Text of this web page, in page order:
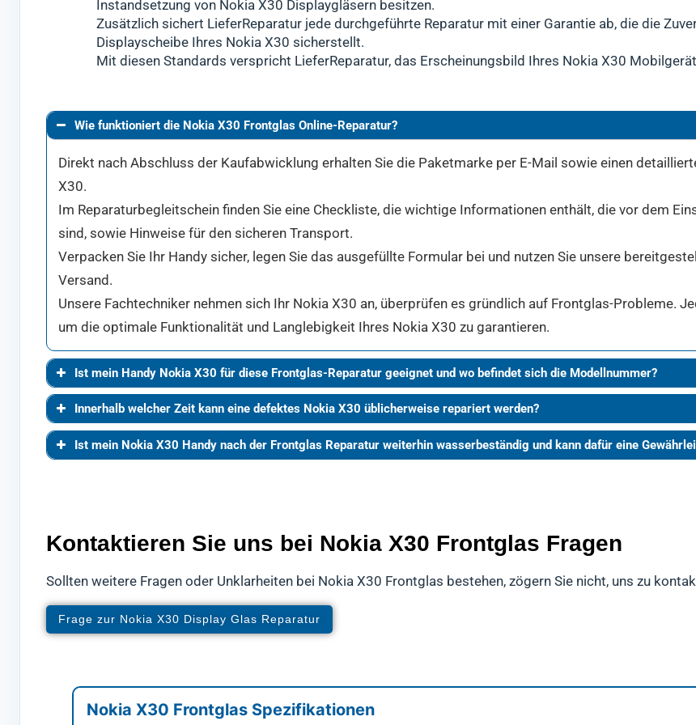
Instandsetzung von Nokia X30 Displaygläsern besitzen.
Zusätzlich sichert LieferReparatur jede durchgeführte Reparatur mit einer Garantie ab, die die
Displayscheibe Ihres Nokia X30 sicherstellt.
Mit diesen Standards verspricht LieferReparatur, das Erscheinungsbild Ihres Nokia X30
Wie funktioniert die Nokia X30 Frontglas Online-Reparatur?
Direkt nach Abschluss der Kaufabwicklung erhalten Sie die Paketmarke per E-Mail sowie einen
X30.
Im Reparaturbegleitschein finden Sie eine Checkliste, die wichtige Informationen enthält, die vor dem
sind, sowie Hinweise für den sicheren Transport.
Verpacken Sie Ihr Handy sicher, legen Sie das ausgefüllte Formular bei und nutzen Sie unsere
Versand.
Unsere Fachtechniker nehmen sich Ihr Nokia X30 an, überprüfen es gründlich auf Frontglas-Probleme.
um die optimale Funktionalität und Langlebigkeit Ihres Nokia X30 zu garantieren.
Ist mein Handy Nokia X30 für diese Frontglas-Reparatur geeignet und wo befindet sich die Modellnummer?
Innerhalb welcher Zeit kann eine defektes Nokia X30 üblicherweise repariert werden?
Ist mein Nokia X30 Handy nach der Frontglas Reparatur weiterhin wasserbeständig und kann dafür eine
Kontaktieren Sie uns bei Nokia X30 Frontglas Fragen
Sollten weitere Fragen oder Unklarheiten bei Nokia X30 Frontglas bestehen, zögern Sie nicht, uns zu
Frage zur Nokia X30 Display Glas Reparatur
Nokia X30 Frontglas Spezifikationen